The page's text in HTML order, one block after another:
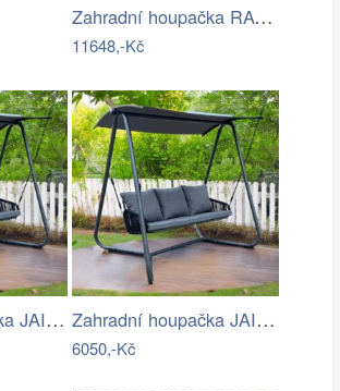
Zahradní houpačka RAVENNA
11648,-Kč
Zahradní houpačka JAIRA Tempo Kondela Zahradní houpačka JAIRA Tempo Kondela
6050,-Kč